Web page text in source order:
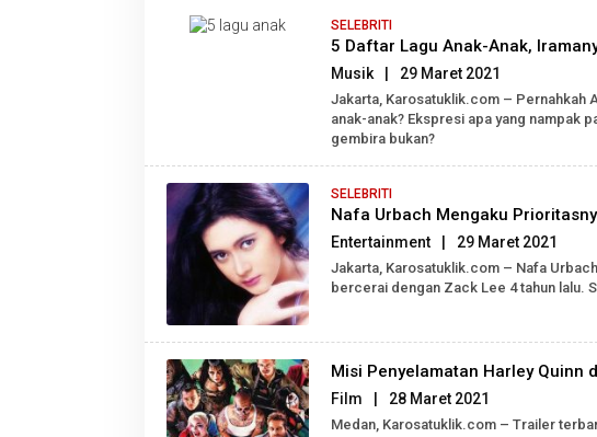
SELEBRITI
5 Daftar Lagu Anak-Anak,
Musik | 29 Maret 2021
Robert
Tarigan
SH
Jakarta, Karosatuklik.com – Pernahkah
anak-anak? Ekspresi apa yang nampak
gembira bukan?
SELEBRITI
Nafa Urbach Mengaku
Entertainment | 29 Maret 2021
Robert
Jakarta, Karosatuklik.com – Nafa
bercerai dengan Zack Lee 4 tahun lalu.
Misi Penyelamatan Harley Quinn
Film | 28 Maret 2021
Robert
Medan, Karosatuklik.com – Trailer